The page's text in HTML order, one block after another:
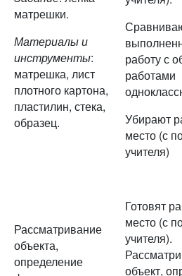
матрешки.
Материалы и
инструменты:
матрешка, лист
плотного картона,
пластилин, стека,
образец.
работу с
работами
Убирают
место (с
учителя)
Рассматривание
объекта,
определение
Готовят
место (с
учителя).
объект,